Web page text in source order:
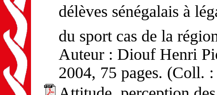
délèves sénégalais à
du sport cas de la
Auteur : Diouf Henri
2004, 75 pages. (Coll.